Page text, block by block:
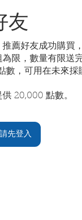
友
推薦好友成功購買
限，數量有限送
數，可用在未來採
20,000 點數。
先登入